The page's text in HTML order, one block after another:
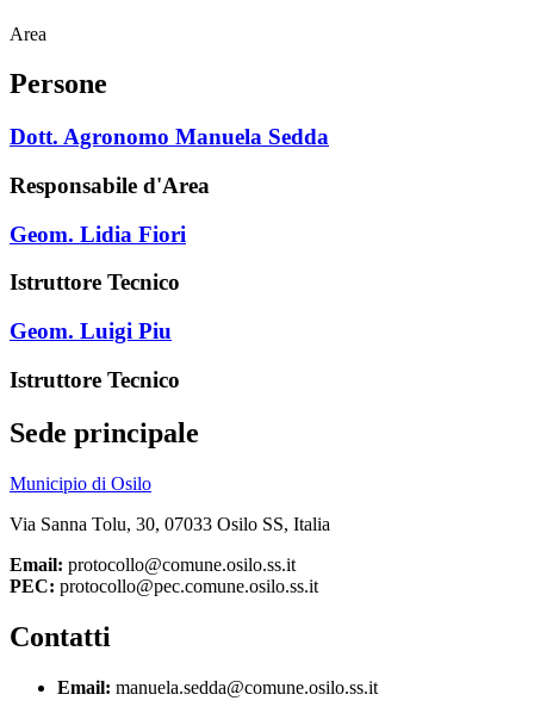
Area
Persone
Dott. Agronomo Manuela Sedda
Responsabile d'Area
Geom. Lidia Fiori
Istruttore Tecnico
Geom. Luigi Piu
Istruttore Tecnico
Sede principale
Municipio di Osilo
Via Sanna Tolu, 30, 07033 Osilo SS, Italia
Email: protocollo@comune.osilo.ss.it
PEC: protocollo@pec.comune.osilo.ss.it
Contatti
Email: manuela.sedda@comune.osilo.ss.it